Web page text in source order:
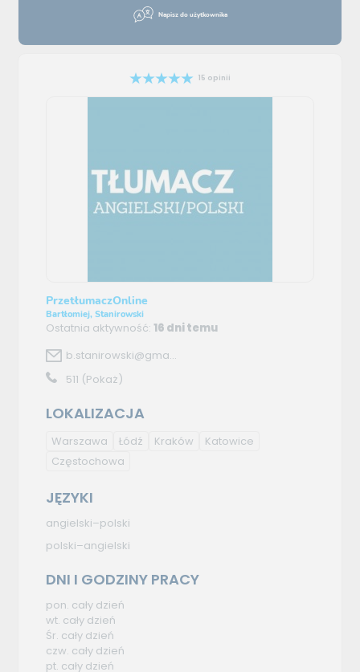
Napisz do użytkownika
15 opinii
PrzetłumaczOnline
Bartłomiej, Stanirowski
Ostatnia aktywność:16 dni temu
b.stanirowski@gma...
511 (Pokaż)
LOKALIZACJA
Warszawa Łódź Kraków
Katowice
Częstochowa
JĘZYKI
angielski–polski
polski–angielski
DNI I GODZINY PRACY
pon. cały dzień
wt. cały dzień
Śr. cały dzień
czw. cały dzień
pt. cały dzień